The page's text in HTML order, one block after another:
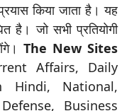
किया जाता है। यह
है। जो सभी प्रतियोगी
The New Sites
Affairs, Daily
Hindi, National,
Business